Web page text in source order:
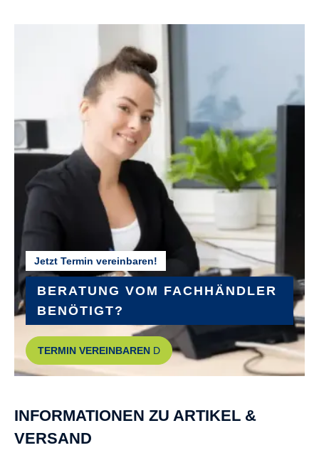
HERSTELLERFARBE :
türkis schwarz
KURBELGARNITUR :
Aluminium, 127 mm
LENKER :
breiter Lenker aus leichtem Alumiium
MODELLJAHR :
2026
Rutschfeste Pedalen
Jetzt Termin vereinbaren!
BERATUNG VOM FACHHÄNDLER
BENÖTIGT?
TERMIN VEREINBAREN
INFORMATIONEN ZU ARTIKEL &
VERSAND